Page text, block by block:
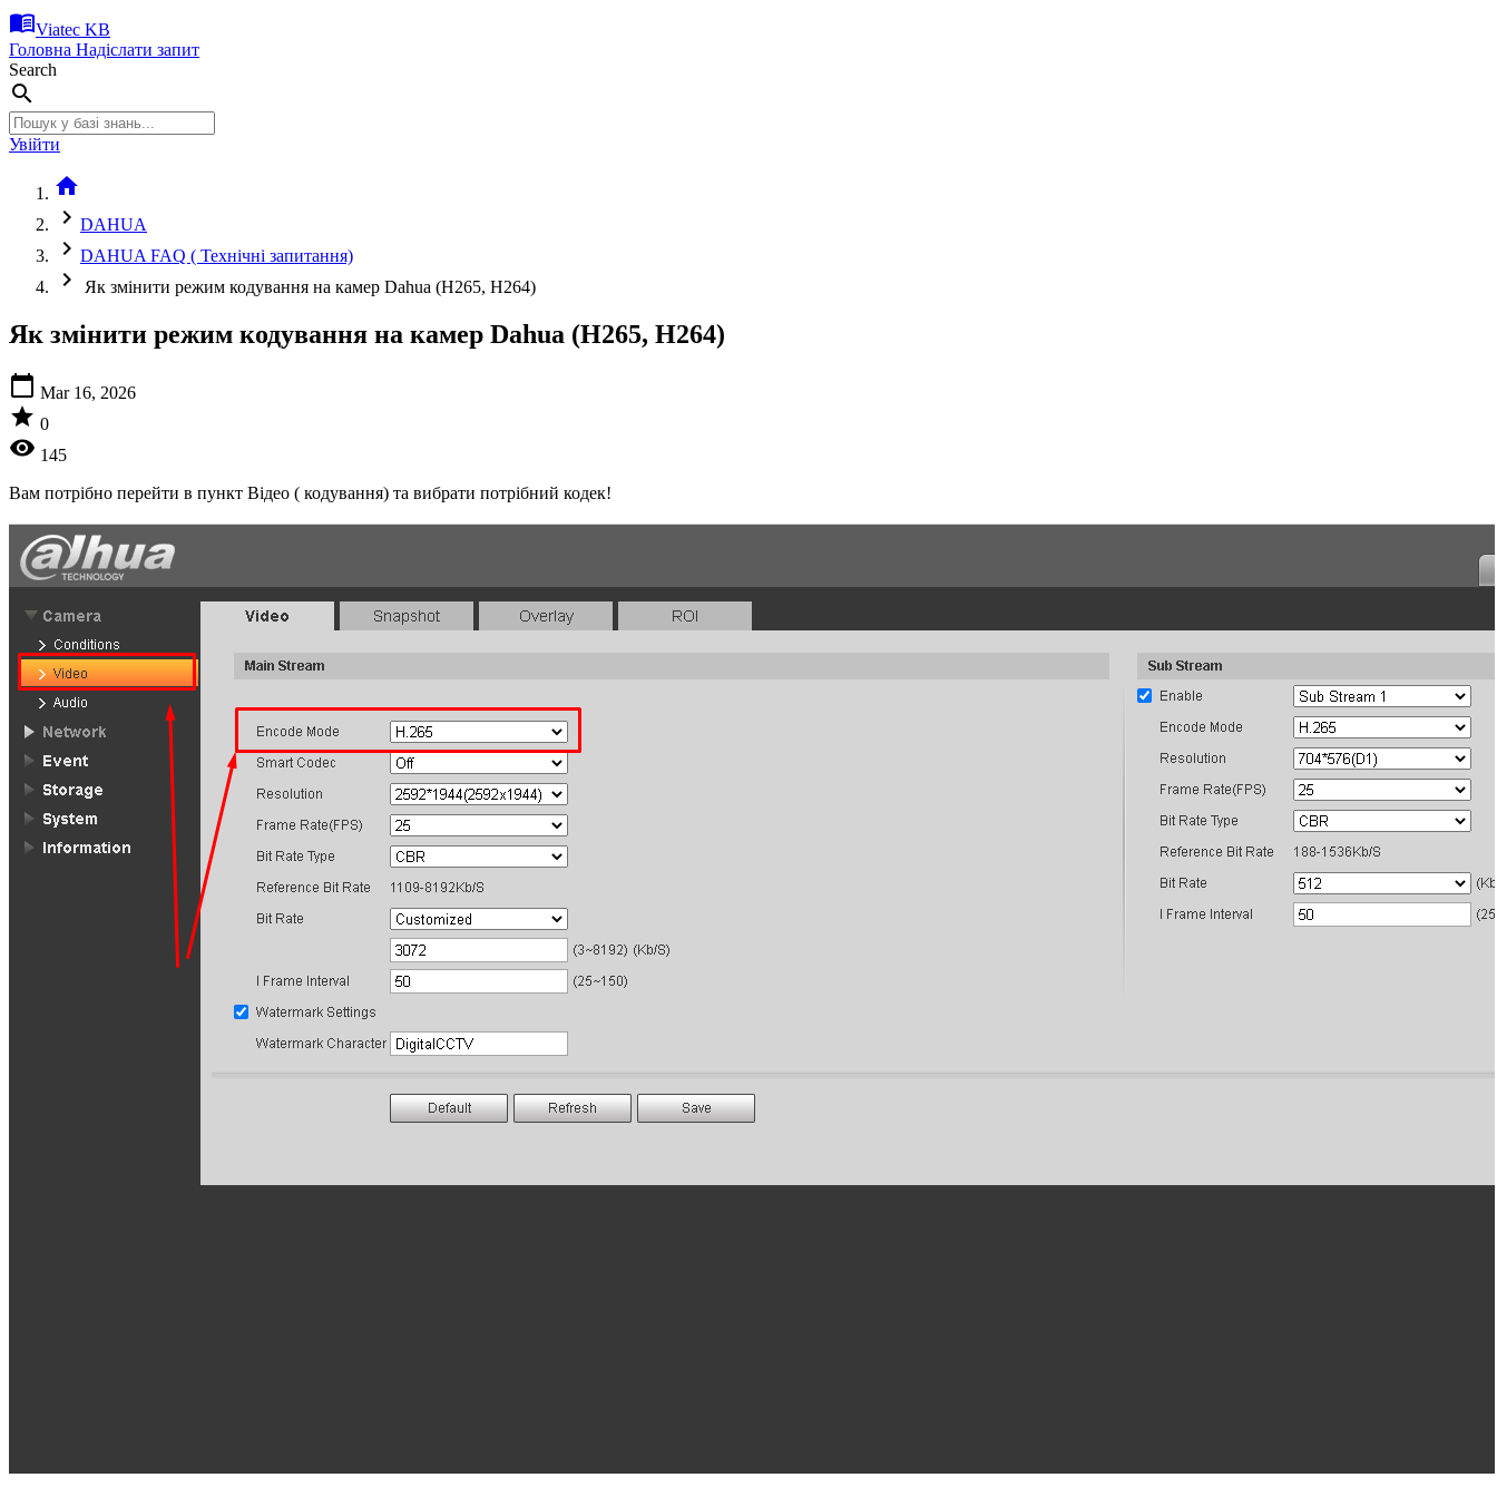
menu_bookViatec KB
Головна Надіслати запит
Search
search
Увійти
home
chevron_right DAHUA
chevron_right DAHUA FAQ ( Технічні запитання)
chevron_right Як змінити режим кодування на камер Dahua (H265, H264)
Як змінити режим кодування на камер Dahua (H265, H264)
calendar_today Mar 16, 2026
star 0
visibility 145
Вам потрібно перейти в пункт Відео ( кодування) та вибрати потрібний кодек!